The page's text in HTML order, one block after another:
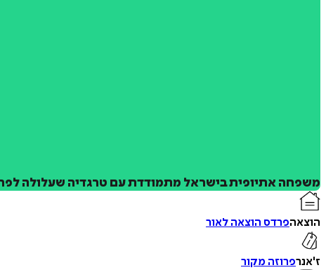
משפחה אתיופית בישראל מתמודדת עם טרגדיה שעלולה
הוצאהפרדס הוצאה לאור
ז'אנרפרוזה מקור